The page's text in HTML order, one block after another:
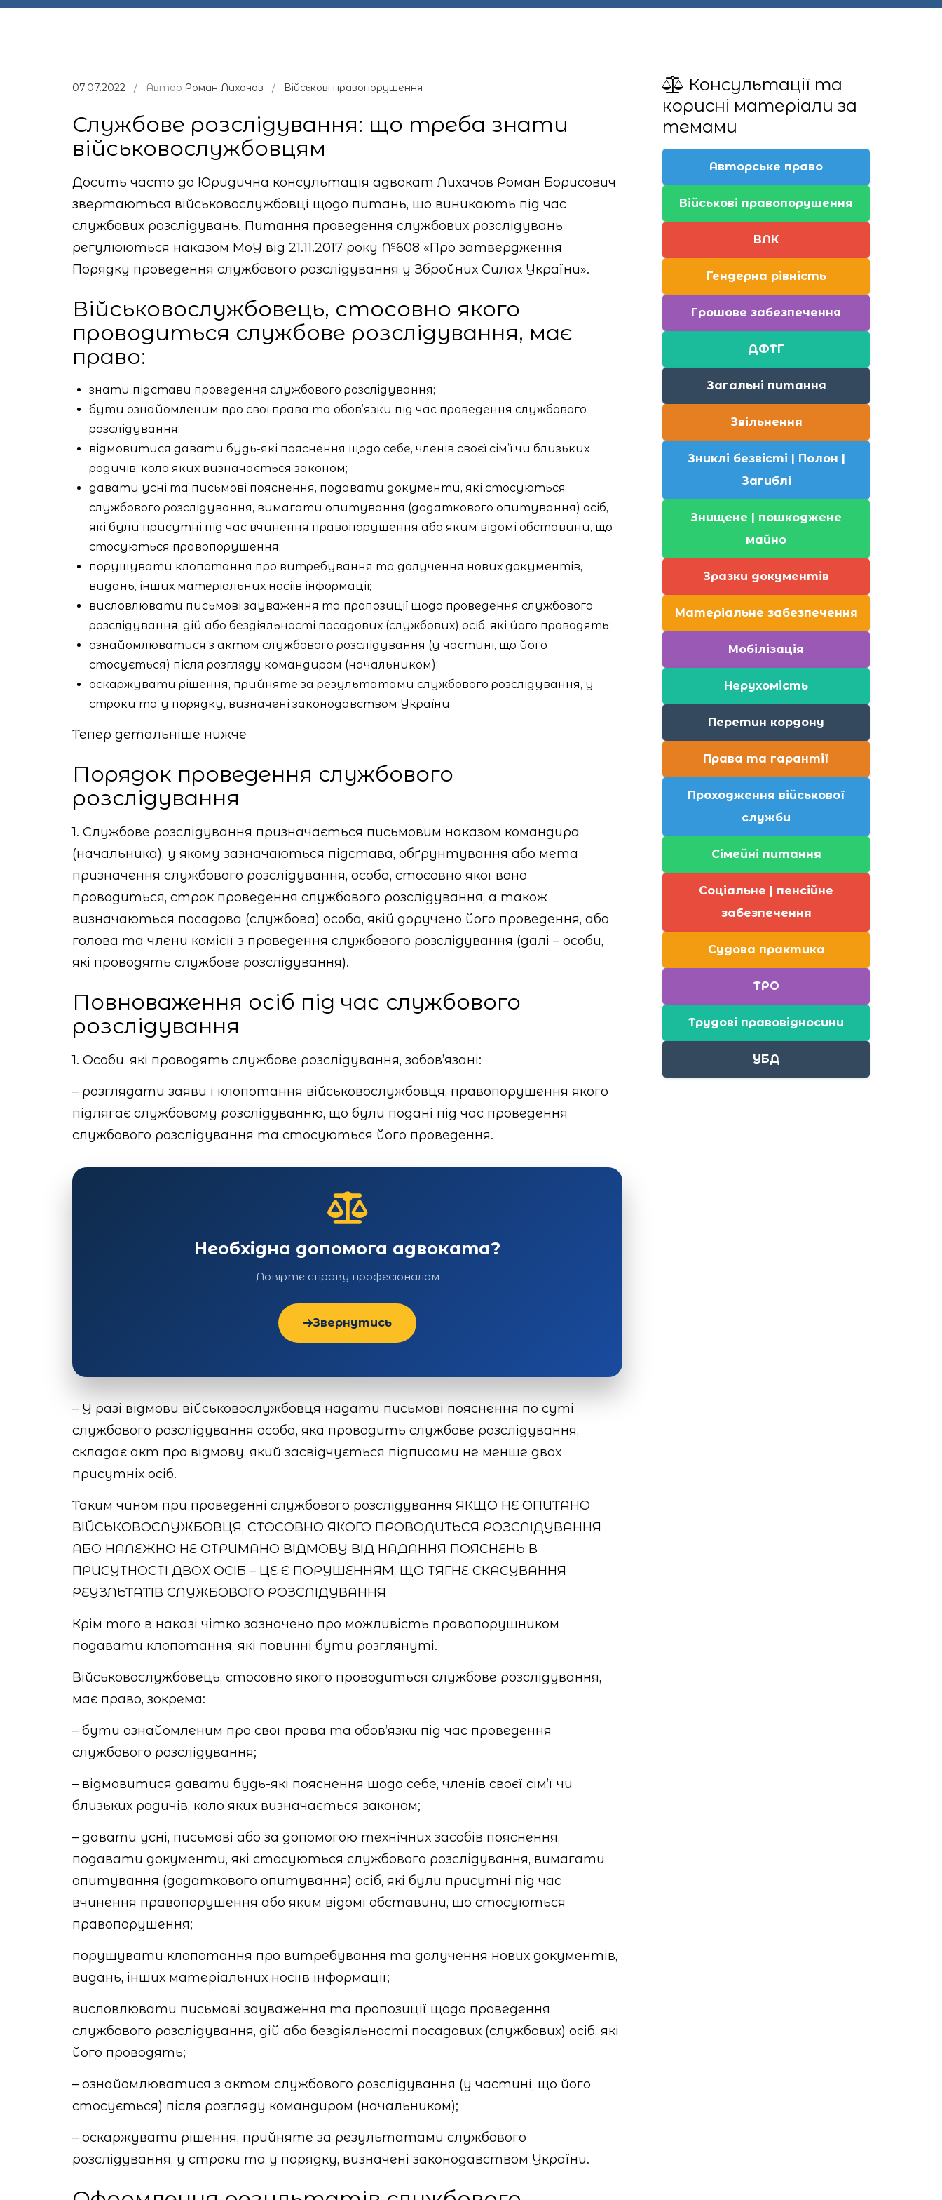
07.07.2022 / Автор Роман Лихачов / Військові правопорушення
Службове розслідування: що треба знати
військовослужбовцям
Досить часто до Юридична консультація адвокат Лихачов Роман Борисович
звертаються військовослужбовці щодо питань, що виникають під час
службових розслідувань. Питання проведення службових розслідувань
регулюються наказом МоУ від 21.11.2017 року №608 «Про затвердження
Порядку проведення службового розслідування у Збройних Силах України».
Військовослужбовець, стосовно якого
проводиться службове розслідування, має
право:
знати підстави проведення службового розслідування;
бути ознайомленим про свої права та обов’язки під час проведення службового
розслідування;
відмовитися давати будь-які пояснення щодо себе, членів своєї сім’ї чи близьких
родичів, коло яких визначається законом;
давати усні та письмові пояснення, подавати документи, які стосуються
службового розслідування, вимагати опитування (додаткового опитування) осіб,
які були присутні під час вчинення правопорушення або яким відомі обставини, що
стосуються правопорушення;
порушувати клопотання про витребування та долучення нових документів,
видань, інших матеріальних носіїв інформації;
висловлювати письмові зауваження та пропозиції щодо проведення службового
розслідування, дій або бездіяльності посадових (службових) осіб, які його проводять;
ознайомлюватися з актом службового розслідування (у частині, що його
стосується) після розгляду командиром (начальником);
оскаржувати рішення, прийняте за результатами службового розслідування, у
строки та у порядку, визначені законодавством України.
Тепер детальніше нижче
Порядок проведення службового
розслідування
1. Службове розслідування призначається письмовим наказом командира
(начальника), у якому зазначаються підстава, обґрунтування або мета
призначення службового розслідування, особа, стосовно якої воно
проводиться, строк проведення службового розслідування, а також
визначаються посадова (службова) особа, якій доручено його проведення, або
голова та члени комісії з проведення службового розслідування (далі – особи,
які проводять службове розслідування).
Повноваження осіб під час службового
розслідування
1. Особи, які проводять службове розслідування, зобов’язані:
– розглядати заяви і клопотання військовослужбовця, правопорушення якого
підлягає службовому розслідуванню, що були подані під час проведення
службового розслідування та стосуються його проведення.
Необхідна допомога адвоката?
Довірте справу професіоналам
Звернутись
– У разі відмови військовослужбовця надати письмові пояснення по суті
службового розслідування особа, яка проводить службове розслідування,
складає акт про відмову, який засвідчується підписами не менше двох
присутніх осіб.
Таким чином при проведенні службового розслідування ЯКЩО НЕ ОПИТАНО
ВІЙСЬКОВОСЛУЖБОВЦЯ, СТОСОВНО ЯКОГО ПРОВОДИТЬСЯ РОЗСЛІДУВАННЯ
АБО НАЛЕЖНО НЕ ОТРИМАНО ВІДМОВУ ВІД НАДАННЯ ПОЯСНЕНЬ В
ПРИСУТНОСТІ ДВОХ ОСІБ – ЦЕ Є ПОРУШЕННЯМ, ЩО ТЯГНЕ СКАСУВАННЯ
РЕУЗЛЬТАТІВ СЛУЖБОВОГО РОЗСЛІДУВАННЯ
Крім того в наказі чітко зазначено про можливість правопорушником
подавати клопотання, які повинні бути розглянуті.
Військовослужбовець, стосовно якого проводиться службове розслідування,
має право, зокрема:
– бути ознайомленим про свої права та обов’язки під час проведення
службового розслідування;
– відмовитися давати будь-які пояснення щодо себе, членів своєї сім’ї чи
близьких родичів, коло яких визначається законом;
– давати усні, письмові або за допомогою технічних засобів пояснення,
подавати документи, які стосуються службового розслідування, вимагати
опитування (додаткового опитування) осіб, які були присутні під час
вчинення правопорушення або яким відомі обставини, що стосуються
правопорушення;
порушувати клопотання про витребування та долучення нових документів,
видань, інших матеріальних носіїв інформації;
висловлювати письмові зауваження та пропозиції щодо проведення
службового розслідування, дій або бездіяльності посадових (службових) осіб, які
його проводять;
– ознайомлюватися з актом службового розслідування (у частині, що його
стосується) після розгляду командиром (начальником);
– оскаржувати рішення, прийняте за результатами службового
розслідування, у строки та у порядку, визначені законодавством України.
Консультації та
корисні матеріали за
темами
Авторське право
Військові правопорушення
ВЛК
Гендерна рівність
Грошове забезпечення
ДФТГ
Загальні питання
Звільнення
Зниклі безвісті | Полон |
Загиблі
Знищене | пошкоджене
майно
Зразки документів
Матеріальне забезпечення
Мобілізація
Нерухомість
Перетин кордону
Права та гарантії
Проходження військової
служби
Сімейні питання
Соціальне | пенсійне
забезпечення
Судова практика
ТРО
Трудові правовідносини
УБД